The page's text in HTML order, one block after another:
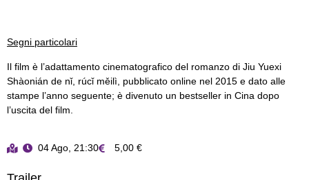
Segni particolari
Il film è l’adattamento cinematografico del romanzo di Jiu Yuexi
Shàonián de nǐ, rúcǐ měilì, pubblicato online nel 2015 e dato alle
stampe l’anno seguente; è divenuto un bestseller in Cina dopo
l’uscita del film.
04 Ago, 21:30 5,00 €